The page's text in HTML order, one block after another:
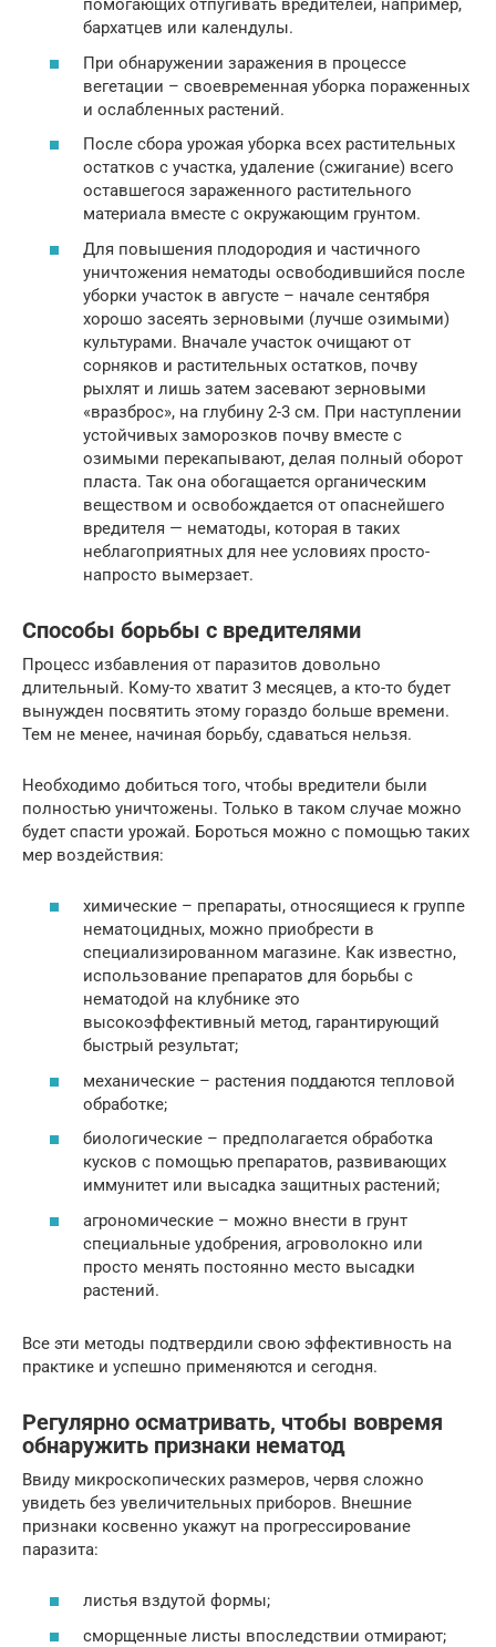
помогающих отпугивать вредителей, например,
бархатцев или календулы.
При обнаружении заражения в процессе
вегетации – своевременная уборка пораженных
и ослабленных растений.
После сбора урожая уборка всех растительных
остатков с участка, удаление (сжигание) всего
оставшегося зараженного растительного
материала вместе с окружающим грунтом.
Для повышения плодородия и частичного
уничтожения нематоды освободившийся после
уборки участок в августе – начале сентября
хорошо засеять зерновыми (лучше озимыми)
культурами. Вначале участок очищают от
сорняков и растительных остатков, почву
рыхлят и лишь затем засевают зерновыми
«вразброс», на глубину 2-3 см. При наступлении
устойчивых заморозков почву вместе с
озимыми перекапывают, делая полный оборот
пласта. Так она обогащается органическим
веществом и освобождается от опаснейшего
вредителя — нематоды, которая в таких
неблагоприятных для нее условиях просто-
напросто вымерзает.
Способы борьбы с вредителями
Процесс избавления от паразитов довольно
длительный. Кому-то хватит 3 месяцев, а кто-то будет
вынужден посвятить этому гораздо больше времени.
Тем не менее, начиная борьбу, сдаваться нельзя.
Необходимо добиться того, чтобы вредители были
полностью уничтожены. Только в таком случае можно
будет спасти урожай. Бороться можно с помощью таких
мер воздействия:
химические – препараты, относящиеся к группе
нематоцидных, можно приобрести в
специализированном магазине. Как известно,
использование препаратов для борьбы с
нематодой на клубнике это
высокоэффективный метод, гарантирующий
быстрый результат;
механические – растения поддаются тепловой
обработке;
биологические – предполагается обработка
кусков с помощью препаратов, развивающих
иммунитет или высадка защитных растений;
агрономические – можно внести в грунт
специальные удобрения, агроволокно или
просто менять постоянно место высадки
растений.
Все эти методы подтвердили свою эффективность на
практике и успешно применяются и сегодня.
Регулярно осматривать, чтобы вовремя
обнаружить признаки нематод
Ввиду микроскопических размеров, червя сложно
увидеть без увеличительных приборов. Внешние
признаки косвенно укажут на прогрессирование
паразита:
листья вздутой формы;
сморщенные листы впоследствии отмирают;